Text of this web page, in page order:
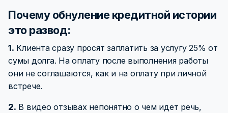
Почему обнуление кредитной истории
это развод:
1. Клиента сразу просят заплатить за услугу 25% от
сумы долга. На оплату после выполнения работы
они не соглашаются, как и на оплату при личной
встрече.
2. В видео отзывах непонятно о чем идет речь,